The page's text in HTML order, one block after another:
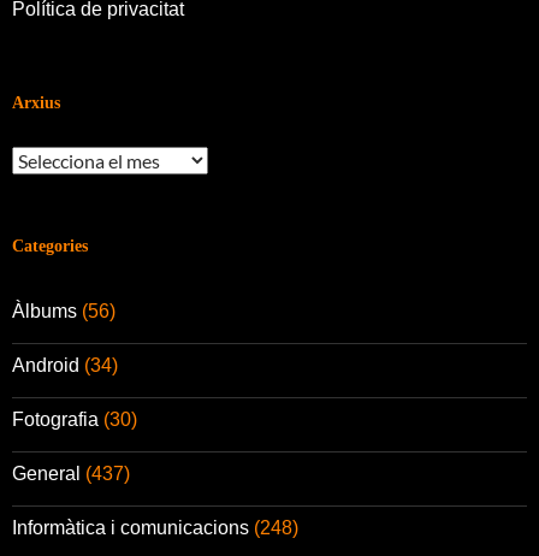
Política de privacitat
Arxius
Arxius
Categories
Àlbums (56)
Android (34)
Fotografia (30)
General (437)
Informàtica i comunicacions (248)